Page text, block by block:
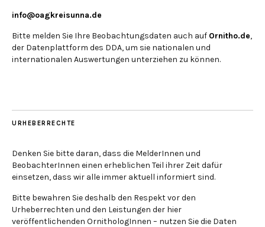
info@oagkreisunna.de
Bitte melden Sie Ihre Beobachtungsdaten auch auf Ornitho.de,
der Datenplattform des DDA, um sie nationalen und
internationalen Auswertungen unterziehen zu können.
URHEBERRECHTE
Denken Sie bitte daran, dass die MelderInnen und
BeobachterInnen einen erheblichen Teil ihrer Zeit dafür
einsetzen, dass wir alle immer aktuell informiert sind.
Bitte bewahren Sie deshalb den Respekt vor den
Urheberrechten und den Leistungen der hier
veröffentlichenden OrnithologInnen – nutzen Sie die Daten